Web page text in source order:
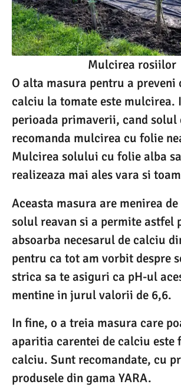
Mulcirea rosiilor
O alta masura pentru a preveni
calciu la tomate este
perioada primaverii, cand solul
recomanda mulcirea cu folie
Mulcirea solului cu folie alba
realizeaza mai ales vara si
Aceasta masura are menirea
solul reavan si a permite astfel
absoarba necesarul de calciu
pentru ca tot am vorbit despre
strica sa te asiguri ca pH-ul
mentine in jurul valorii de 6,6.
In fine, o a treia masura care
aparitia carentei de calciu este
calciu. Sunt recomandate, cu
produsele din gama YARA.